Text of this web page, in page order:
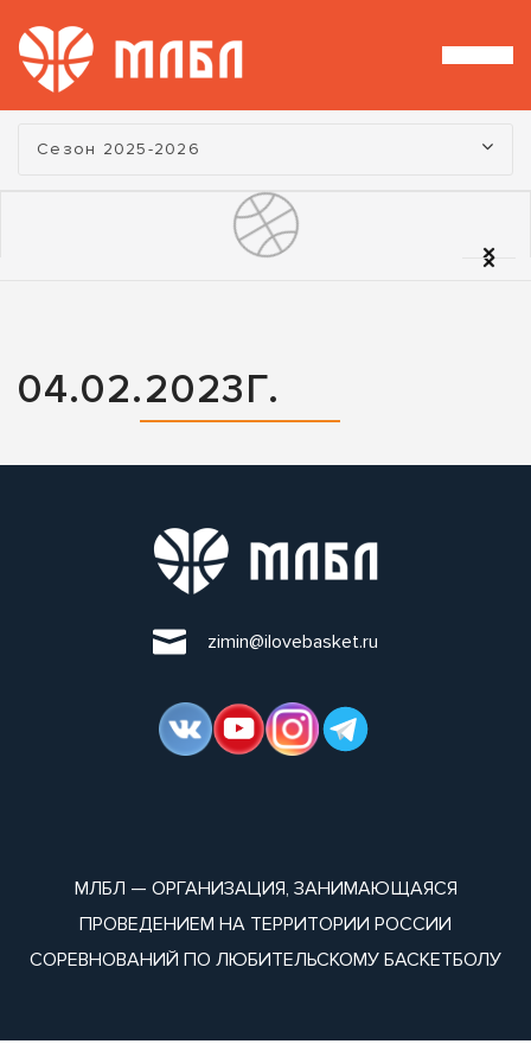
Турнир:
Сезон 2025-2026
04.02.2023Г.
zimin@ilovebasket.ru
МЛБЛ — ОРГАНИЗАЦИЯ, ЗАНИМАЮЩАЯСЯ
ПРОВЕДЕНИЕМ НА ТЕРРИТОРИИ РОССИИ
СОРЕВНОВАНИЙ ПО ЛЮБИТЕЛЬСКОМУ БАСКЕТБОЛУ